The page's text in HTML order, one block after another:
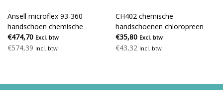
Ansell microflex 93-360
handschoen chemische
bescherming
€474,70 Excl. btw
€574,39 Incl. btw
CH402 chemische
handschoenen chloropreen
€35,80 Excl. btw
€43,32 Incl. btw